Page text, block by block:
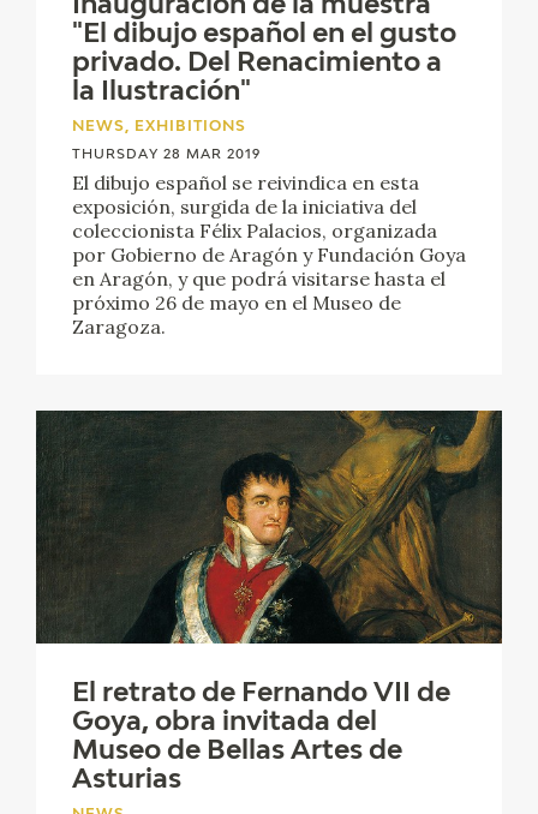
Inauguración de la muestra
"El dibujo español en el gusto
privado. Del Renacimiento a
la Ilustración"
NEWS, EXHIBITIONS
THURSDAY 28 MAR 2019
El dibujo español se reivindica en esta
exposición, surgida de la iniciativa del
coleccionista Félix Palacios, organizada
por Gobierno de Aragón y Fundación Goya
en Aragón, y que podrá visitarse hasta el
próximo 26 de mayo en el Museo de
Zaragoza.
El retrato de Fernando VII de
Goya, obra invitada del
Museo de Bellas Artes de
Asturias